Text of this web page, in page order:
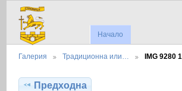
Начало
Галерия Традиционна или… IMG 9280 1
Предходна